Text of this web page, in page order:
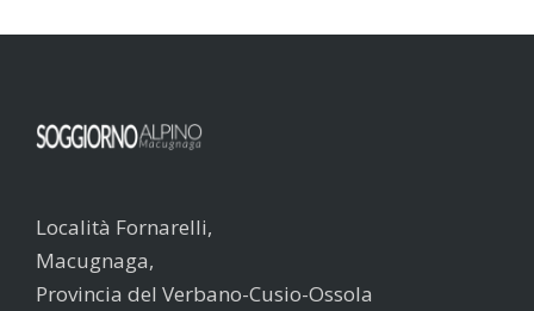
Località Fornarelli,
Macugnaga,
Provincia del Verbano-Cusio-Ossola